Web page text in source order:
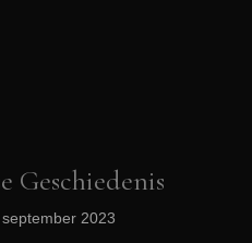
Geschiedenis
2023